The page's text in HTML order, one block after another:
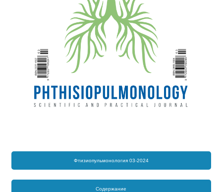
Фтизиопульмонология 03-2024
Содержание